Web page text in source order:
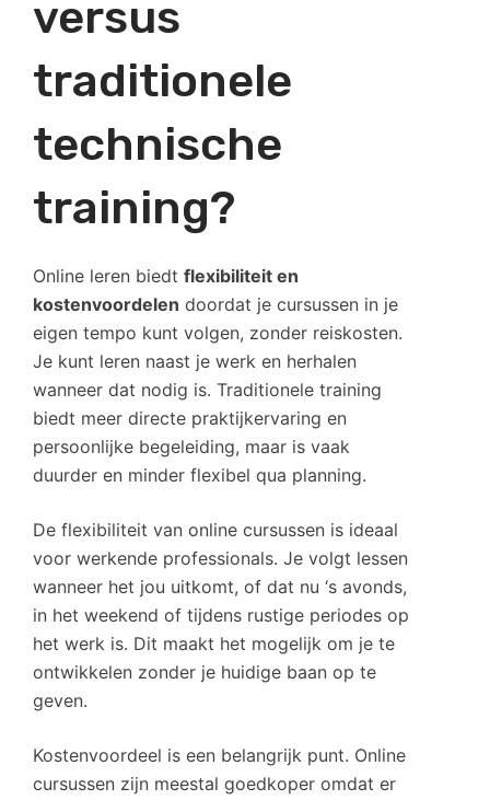
versus
traditionele
technische
training?
Online leren biedt flexibiliteit en
kostenvoordelen doordat je cursussen in je
eigen tempo kunt volgen, zonder reiskosten.
Je kunt leren naast je werk en herhalen
wanneer dat nodig is. Traditionele training
biedt meer directe praktijkervaring en
persoonlijke begeleiding, maar is vaak
duurder en minder flexibel qua planning.
De flexibiliteit van online cursussen is ideaal
voor werkende professionals. Je volgt lessen
wanneer het jou uitkomt, of dat nu ‘s avonds,
in het weekend of tijdens rustige periodes op
het werk is. Dit maakt het mogelijk om je te
ontwikkelen zonder je huidige baan op te
geven.
Kostenvoordeel is een belangrijk punt. Online
cursussen zijn meestal goedkoper omdat er